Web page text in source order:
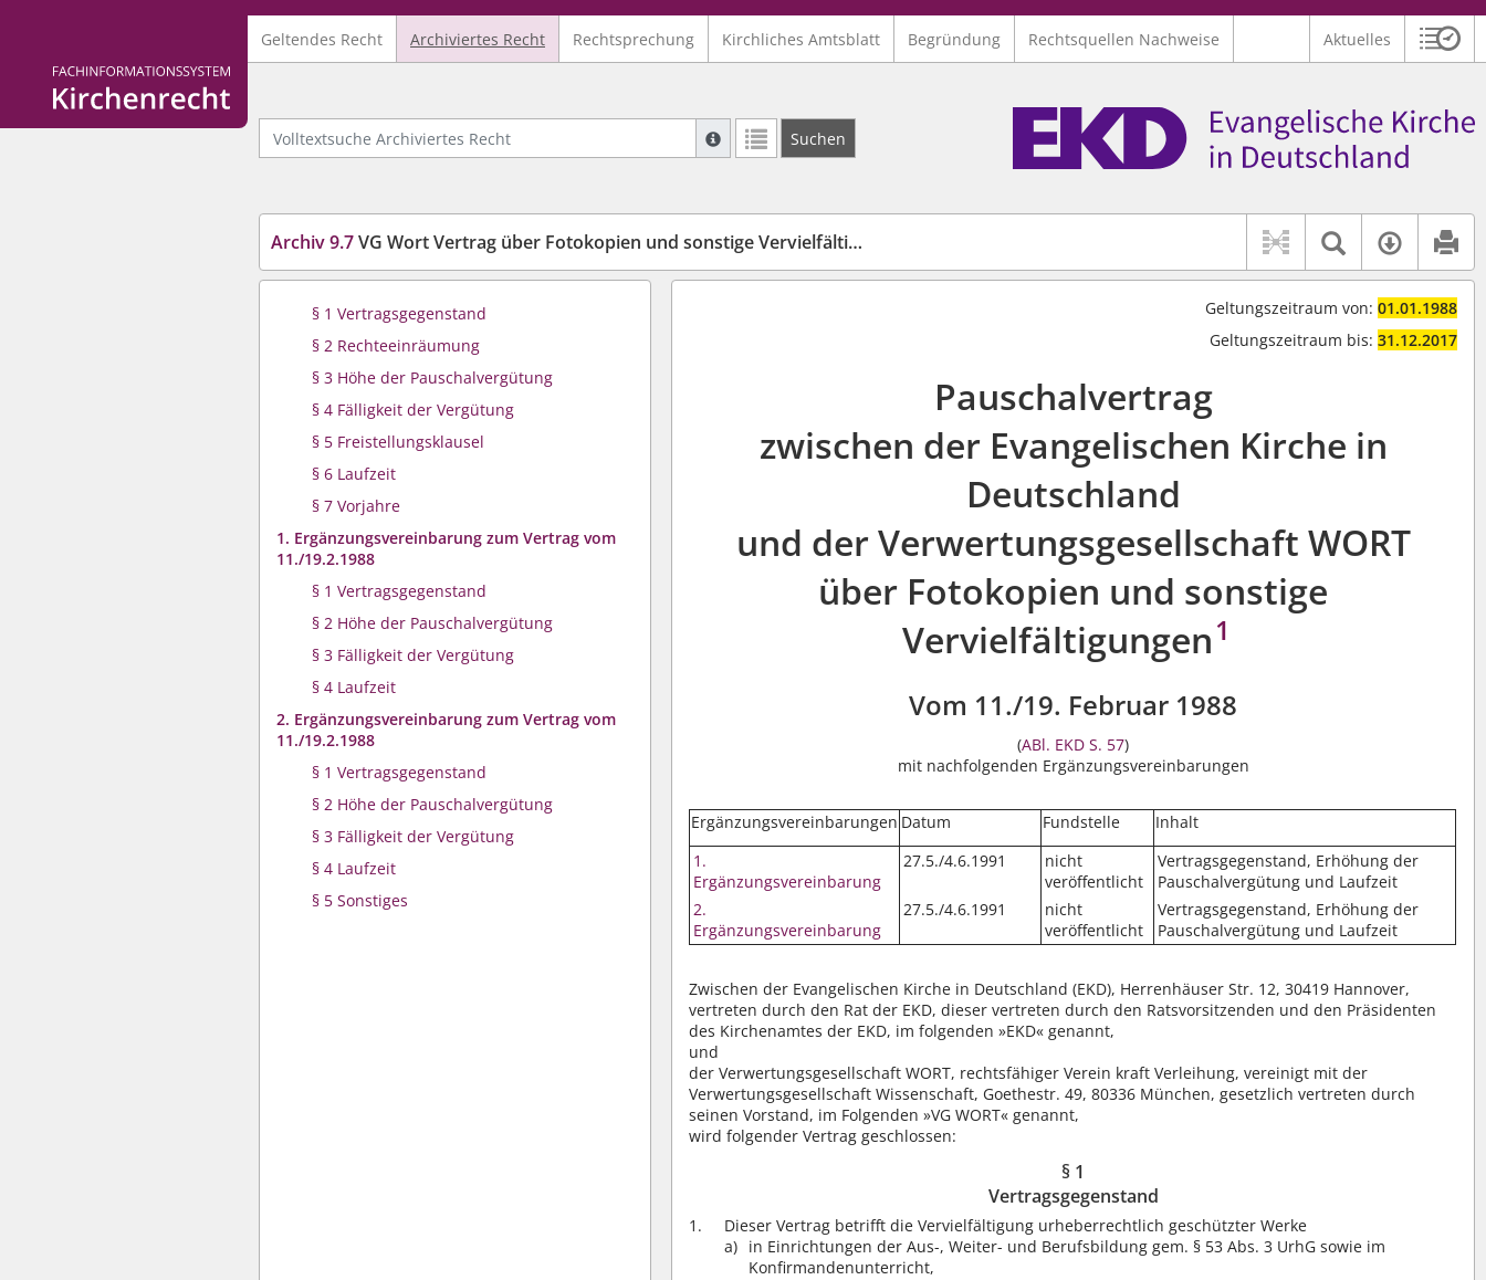
Logo Fachinformationssystem Kirchenrecht
Geltendes Recht Archiviertes Recht Rechtsprechung Kirchliches Amtsblatt Begründung Rechtsquellen Nachweise Aktuelles
Volltextsuche Archiviertes Recht
Suche mit Platzhalter "*", Bsp. Pfarrer*, findet auch: "Pfarrerinitiative" oder "Pfarrerausschuss".
Weitere Suchoperatoren finden Sie in unserer Hilfe.
Suchen
Archiv 9.7VG Wort Vertrag über Fotokopien und sonstige Vervielfältigungen Textsuche
§ 1 Vertragsgegenstand
§ 2 Rechteeinräumung
§ 3 Höhe der Pauschalvergütung
§ 4 Fälligkeit der Vergütung
§ 5 Freistellungsklausel
§ 6 Laufzeit
§ 7 Vorjahre
1. Ergänzungsvereinbarung zum Vertrag vom
11./19.2.1988
§ 1 Vertragsgegenstand
§ 2 Höhe der Pauschalvergütung
§ 3 Fälligkeit der Vergütung
§ 4 Laufzeit
2. Ergänzungsvereinbarung zum Vertrag vom
11./19.2.1988
§ 1 Vertragsgegenstand
§ 2 Höhe der Pauschalvergütung
§ 3 Fälligkeit der Vergütung
§ 4 Laufzeit
§ 5 Sonstiges
Geltungszeitraum von: 01.01.1988
Geltungszeitraum bis: 31.12.2017
Pauschalvertrag
zwischen der Evangelischen Kirche in
Deutschland
und der Verwertungsgesellschaft WORT
über Fotokopien und sonstige
Vervielfältigungen1
Vom 11./19. Februar 1988
(ABl. EKD S. 57)
mit nachfolgenden Ergänzungsvereinbarungen
Ergänzungsvereinbarungen Datum Fundstelle
Inhalt
1.
Ergänzungsvereinbarung
27.5./4.6.1991
nicht
veröffentlicht
Vertragsgegenstand, Erhöhung der
Pauschalvergütung und Laufzeit
2.
Ergänzungsvereinbarung
27.5./4.6.1991
nicht
veröffentlicht
Vertragsgegenstand, Erhöhung der
Pauschalvergütung und Laufzeit
Zwischen der Evangelischen Kirche in Deutschland (EKD), Herrenhäuser Str. 12, 30419 Hannover,
vertreten durch den Rat der EKD, dieser vertreten durch den Ratsvorsitzenden und den Präsidenten
des Kirchenamtes der EKD, im folgenden »EKD« genannt,
und
der Verwertungsgesellschaft WORT, rechtsfähiger Verein kraft Verleihung, vereinigt mit der
Verwertungsgesellschaft Wissenschaft, Goethestr. 49, 80336 München, gesetzlich vertreten durch
seinen Vorstand, im Folgenden »VG WORT« genannt,
wird folgender Vertrag geschlossen:
§ 1
Vertragsgegenstand
Dieser Vertrag betrifft die Vervielfältigung urheberrechtlich geschützter Werke
in Einrichtungen der Aus-, Weiter- und Berufsbildung gem. § 53 Abs. 3 UrhG sowie im
Konfirmandenunterricht,